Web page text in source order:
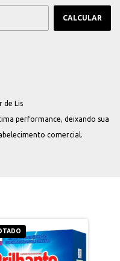
CALCULAR
de Lis
performance, deixando sua
comercial.